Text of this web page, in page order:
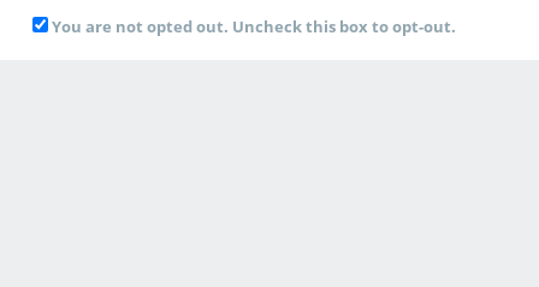
You are not opted out. Uncheck this box to opt-out.